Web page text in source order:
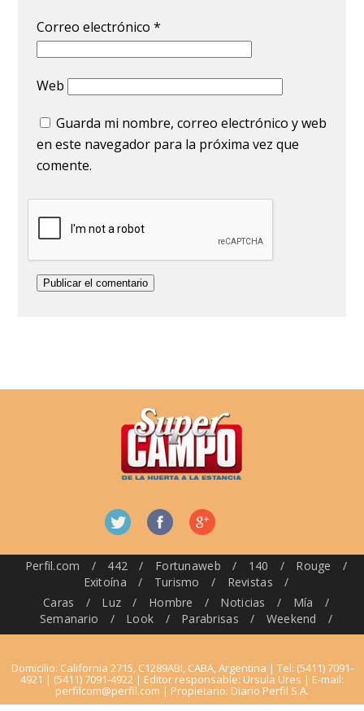
Correo electrónico*
Web
Guarda mi nombre, correo electrónico y web
en este navegador para la próxima vez que
comente.
Perfil.com / 442 / Fortunaweb / 140 / Rouge
/
Exitoína
/ Turismo / Revistas
/
Caras
/ Luz / Hombre / Noticias / Mía
/
Semanario
/ Look / Parabrisas / Weekend /
Domicilio: California 2715, C1289ABI, CABA, Argentina | Tel: (5411) 7091-
4921 | (5411) 7091-4922 | Editor responsable: Ursula Ures | E-mail:
perfilcom@perfil.com | Propietario: Diario Perfil S.A.